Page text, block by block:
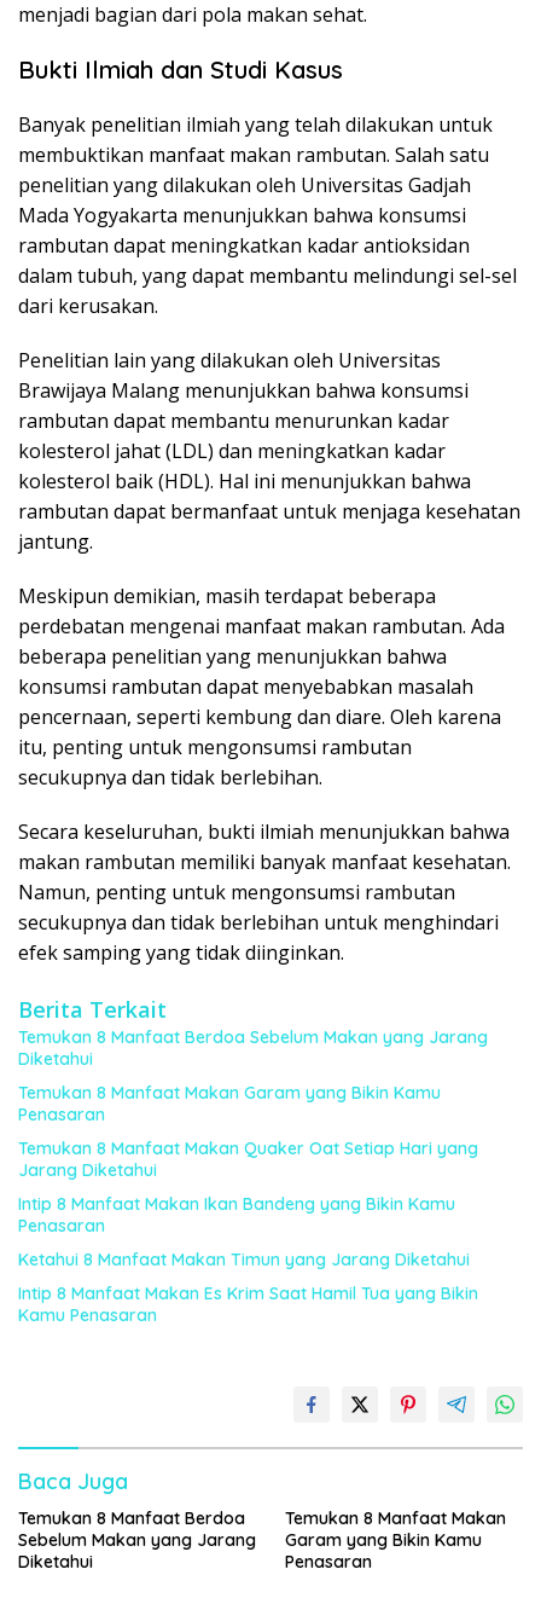
menjadi bagian dari pola makan sehat.
Bukti Ilmiah dan Studi Kasus
Banyak penelitian ilmiah yang telah dilakukan untuk
membuktikan manfaat makan rambutan. Salah satu
penelitian yang dilakukan oleh Universitas Gadjah
Mada Yogyakarta menunjukkan bahwa konsumsi
rambutan dapat meningkatkan kadar antioksidan
dalam tubuh, yang dapat membantu melindungi sel-sel
dari kerusakan.
Penelitian lain yang dilakukan oleh Universitas
Brawijaya Malang menunjukkan bahwa konsumsi
rambutan dapat membantu menurunkan kadar
kolesterol jahat (LDL) dan meningkatkan kadar
kolesterol baik (HDL). Hal ini menunjukkan bahwa
rambutan dapat bermanfaat untuk menjaga kesehatan
jantung.
Meskipun demikian, masih terdapat beberapa
perdebatan mengenai manfaat makan rambutan. Ada
beberapa penelitian yang menunjukkan bahwa
konsumsi rambutan dapat menyebabkan masalah
pencernaan, seperti kembung dan diare. Oleh karena
itu, penting untuk mengonsumsi rambutan
secukupnya dan tidak berlebihan.
Secara keseluruhan, bukti ilmiah menunjukkan bahwa
makan rambutan memiliki banyak manfaat kesehatan.
Namun, penting untuk mengonsumsi rambutan
secukupnya dan tidak berlebihan untuk menghindari
efek samping yang tidak diinginkan.
Berita Terkait
Temukan 8 Manfaat Berdoa Sebelum Makan yang Jarang
Diketahui
Temukan 8 Manfaat Makan Garam yang Bikin Kamu
Penasaran
Temukan 8 Manfaat Makan Quaker Oat Setiap Hari yang
Jarang Diketahui
Intip 8 Manfaat Makan Ikan Bandeng yang Bikin Kamu
Penasaran
Ketahui 8 Manfaat Makan Timun yang Jarang Diketahui
Intip 8 Manfaat Makan Es Krim Saat Hamil Tua yang Bikin
Kamu Penasaran
Baca Juga
Temukan 8 Manfaat Berdoa
Sebelum Makan yang Jarang
Diketahui
Temukan 8 Manfaat Makan
Garam yang Bikin Kamu
Penasaran